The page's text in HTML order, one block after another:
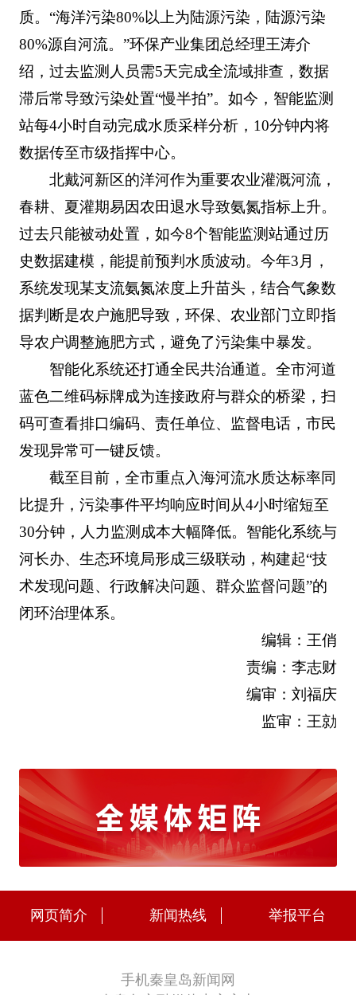
质。“海洋污染80%以上为陆源污染，陆源污染
80%源自河流。”环保产业集团总经理王涛介
绍，过去监测人员需5天完成全流域排查，数据
滞后常导致污染处置“慢半拍”。如今，智能监测
站每4小时自动完成水质采样分析，10分钟内将
数据传至市级指挥中心。
北戴河新区的洋河作为重要农业灌溉河流，
春耕、夏灌期易因农田退水导致氨氮指标上升。
过去只能被动处置，如今8个智能监测站通过历
史数据建模，能提前预判水质波动。今年3月，
系统发现某支流氨氮浓度上升苗头，结合气象数
据判断是农户施肥导致，环保、农业部门立即指
导农户调整施肥方式，避免了污染集中暴发。
智能化系统还打通全民共治通道。全市河道
蓝色二维码标牌成为连接政府与群众的桥梁，扫
码可查看排口编码、责任单位、监督电话，市民
发现异常可一键反馈。
截至目前，全市重点入海河流水质达标率同
比提升，污染事件平均响应时间从4小时缩短至
30分钟，人力监测成本大幅降低。智能化系统与
河长办、生态环境局形成三级联动，构建起“技
术发现问题、行政解决问题、群众监督问题”的
闭环治理体系。
编辑：王俏
责编：李志财
编审：刘福庆
监审：王勍
网页简介 新闻热线 举报平台
手机秦皇岛新闻网